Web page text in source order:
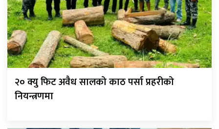
२० क्यु फिट अवैध सालको काठ पर्सा प्रहरीको
नियन्त्रणमा